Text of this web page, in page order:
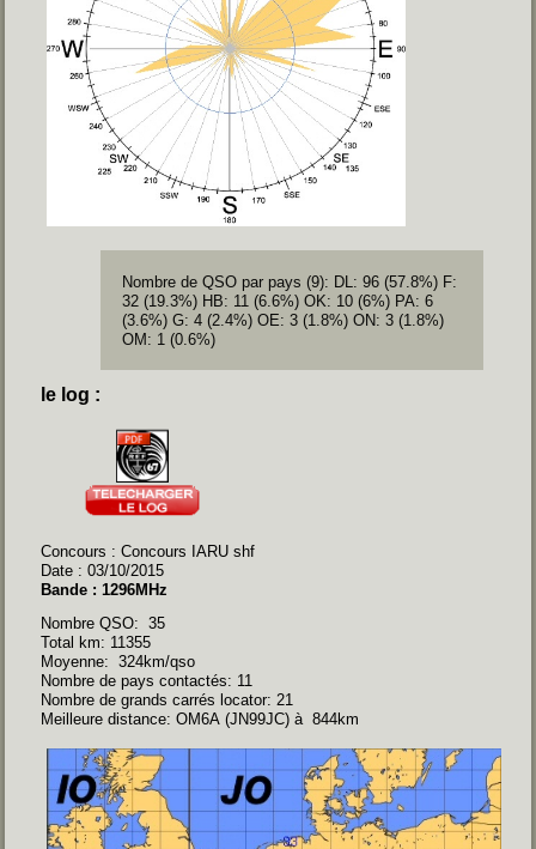
Nombre de QSO par pays (9): DL: 96 (57.8%) F:
32 (19.3%) HB: 11 (6.6%) OK: 10 (6%) PA: 6
(3.6%) G: 4 (2.4%) OE: 3 (1.8%) ON: 3 (1.8%)
OM: 1 (0.6%)
le log :
Concours : Concours IARU shf
Date : 03/10/2015
Bande : 1296MHz
Nombre QSO: 35
Total km: 11355
Moyenne: 324km/qso
Nombre de pays contactés: 11
Nombre de grands carrés locator: 21
Meilleure distance: OM6A (JN99JC) à 844km